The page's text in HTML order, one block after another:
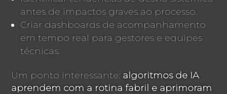
antes de impactos graves ao processo.
Criar dashboards de acompanhamento
em tempo real para gestores e equipes
técnicas.
Um ponto interessante: algoritmos de IA
aprendem com a rotina fabril e aprimoram